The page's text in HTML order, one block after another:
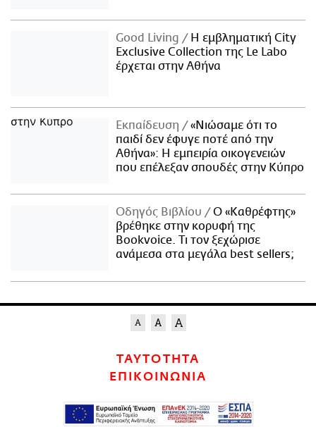
Good Living
Η εμβληματική City
Exclusive Collection της Le Labo
έρχεται στην Αθήνα
Εκπαίδευση
«Νιώσαμε ότι το
παιδί δεν έφυγε ποτέ από την
Αθήνα»: Η εμπειρία οικογενειών
που επέλεξαν σπουδές στην Κύπρο
Οδηγός Βιβλίου
Ο «Καθρέφτης»
βρέθηκε στην κορυφή της
Bookvoice. Τι τον ξεχώρισε
ανάμεσα στα μεγάλα best sellers;
ΤΑΥΤΟΤΗΤΑ
ΕΠΙΚΟΙΝΩΝΙΑ